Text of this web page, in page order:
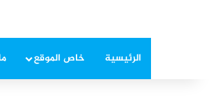
الرئيسية خاص الموقع